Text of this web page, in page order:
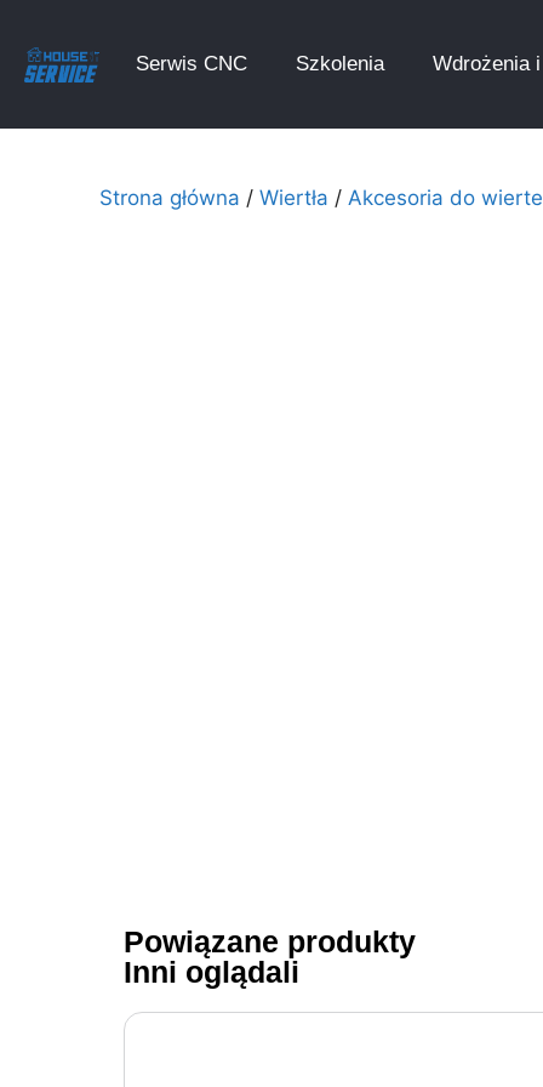
Serwis CNC Szkolenia Wdrożenia
Strona główna / Wiertła / Akcesoria do
Powiązane produkty
Inni oglądali